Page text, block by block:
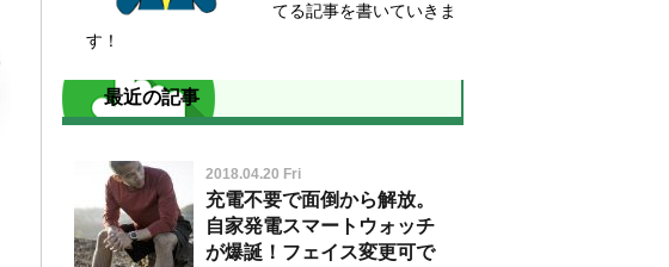
てる記事を書いていきま
す！
最近の記事
2018.04.20 Fri
充電不要で面倒から解放。
自家発電スマートウォッチ
が爆誕！フェイス変更可で